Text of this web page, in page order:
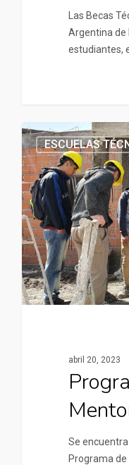
Las Becas
Argentina de
estudiantes,
ESCUELAS
abril 20, 2023
Se
Programa